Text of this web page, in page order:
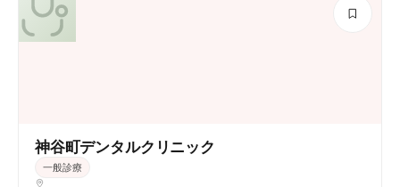
神谷町デンタルクリニック
一般診療